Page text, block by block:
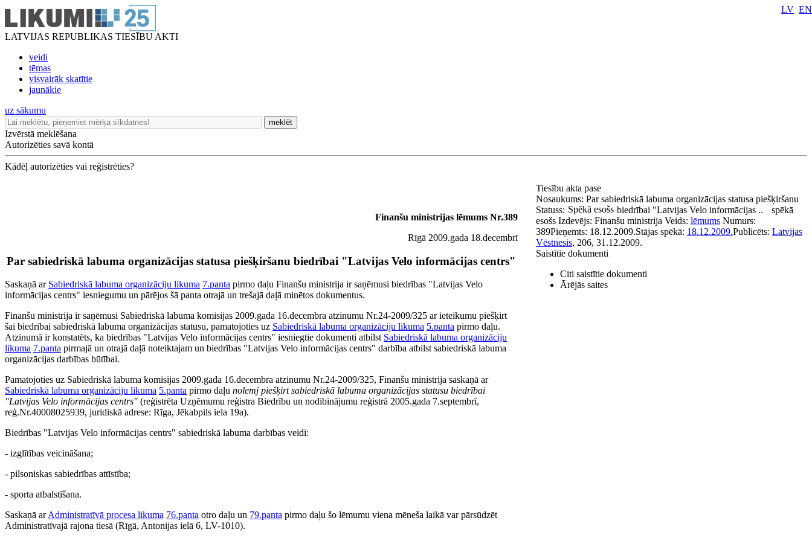
LATVIJAS REPUBLIKAS TIESĪBU AKTI
veidi
tēmas
visvairāk skatītie
jaunākie
LV EN
uz sākumu
meklēt
Izvērstā meklēšana
Autorizēties savā kontā
Kādēļ autorizēties vai reģistrēties?
Finanšu ministrijas lēmums Nr.389
Rīgā 2009.gada 18.decembrī
Par sabiedriskā labuma organizācijas statusa piešķiršanu biedrībai "Latvijas Velo informācijas centrs"
Saskaņā ar Sabiedriskā labuma organizāciju likuma 7.panta pirmo daļu Finanšu ministrija ir saņēmusi biedrības "Latvijas Velo
informācijas centrs" iesniegumu un pārējos šā panta otrajā un trešajā daļā minētos dokumentus.
Finanšu ministrija ir saņēmusi Sabiedriskā labuma komisijas 2009.gada 16.decembra atzinumu Nr.24-2009/325 ar ieteikumu piešķirt
šai biedrībai sabiedriskā labuma organizācijas statusu, pamatojoties uz Sabiedriskā labuma organizāciju likuma 5.panta pirmo daļu.
Atzinumā ir konstatēts, ka biedrības "Latvijas Velo informācijas centrs" iesniegtie dokumenti atbilst Sabiedriskā labuma organizāciju
likuma 7.panta pirmajā un otrajā daļā noteiktajam un biedrības "Latvijas Velo informācijas centrs" darbība atbilst sabiedriskā labuma
organizācijas darbības būtībai.
Pamatojoties uz Sabiedriskā labuma komisijas 2009.gada 16.decembra atzinumu Nr.24-2009/325, Finanšu ministrija saskaņā ar
Sabiedriskā labuma organizāciju likuma 5.panta pirmo daļu nolemj piešķirt sabiedriskā labuma organizācijas statusu biedrībai
"Latvijas Velo informācijas centrs" (reģistrēta Uzņēmumu reģistra Biedrību un nodibinājumu reģistrā 2005.gada 7.septembrī,
reģ.Nr.40008025939, juridiskā adrese: Rīga, Jēkabpils iela 19a).
Biedrības "Latvijas Velo informācijas centrs" sabiedriskā labuma darbības veidi:
- izglītības veicināšana;
- pilsoniskas sabiedrības attīstība;
- sporta atbalstīšana.
Saskaņā arAdministratīvā procesa likuma 76.panta otro daļu un 79.panta pirmo daļu šo lēmumu viena mēneša laikā var pārsūdzēt
Administratīvajā rajona tiesā (Rīgā, Antonijas ielā 6, LV-1010).
Tiesību akta pase
Nosaukums: Par sabiedriskā labuma organizācijas statusa piešķiršanu
biedrībai "Latvijas Velo informācijas ..
Statuss: Spēkā esošs
spēkā
esošs Izdevējs: Finanšu ministrija Veids: lēmums Numurs:
389Pieņemts: 18.12.2009.Stājas spēkā: 18.12.2009.Publicēts: Latvijas
Vēstnesis, 206, 31.12.2009.
Saistītie dokumenti
Citi saistītie dokumenti
Ārējās saites